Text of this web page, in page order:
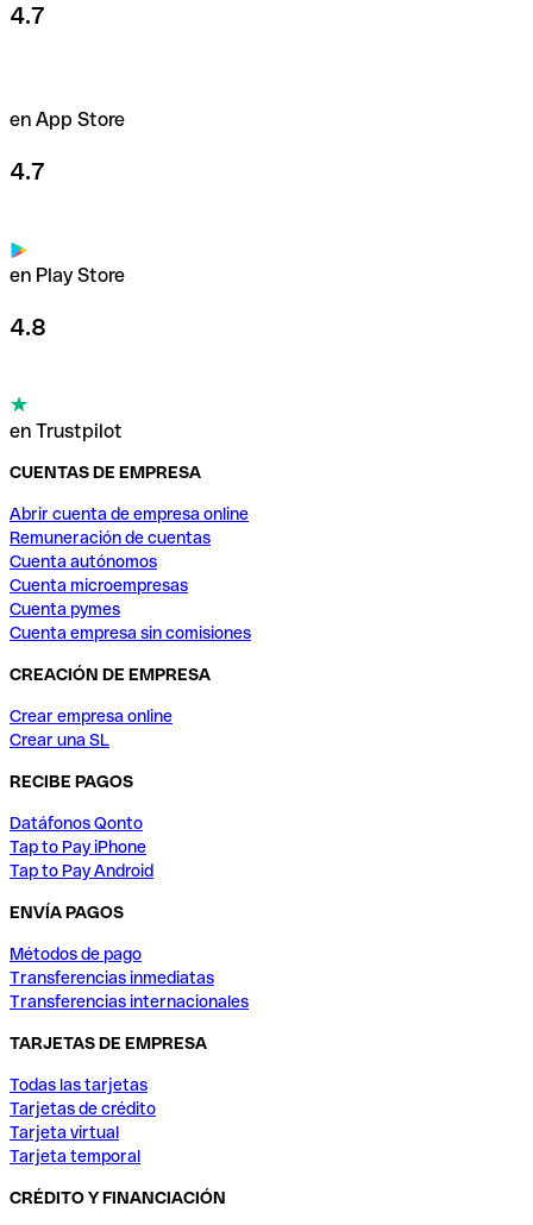
4.7
en App Store
4.7
en Play Store
4.8
en Trustpilot
CUENTAS DE EMPRESA
Abrir cuenta de empresa online
Remuneración de cuentas
Cuenta autónomos
Cuenta microempresas
Cuenta pymes
Cuenta empresa sin comisiones
CREACIÓN DE EMPRESA
Crear empresa online
Crear una SL
RECIBE PAGOS
Datáfonos Qonto
Tap to Pay iPhone
Tap to Pay Android
ENVÍA PAGOS
Métodos de pago
Transferencias inmediatas
Transferencias internacionales
TARJETAS DE EMPRESA
Todas las tarjetas
Tarjetas de crédito
Tarjeta virtual
Tarjeta temporal
CRÉDITO Y FINANCIACIÓN